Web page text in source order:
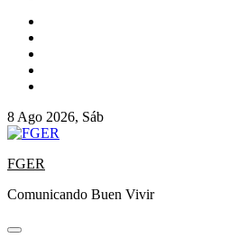
8 Ago 2026, Sáb
FGER
Comunicando Buen Vivir